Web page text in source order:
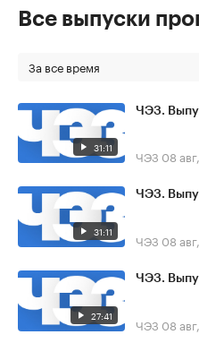
Все выпуски
За все время
31:11
ЧЭЗ.
ЧЭЗ 08
31:11
ЧЭЗ.
ЧЭЗ 08
27:41
ЧЭЗ.
ЧЭЗ 08